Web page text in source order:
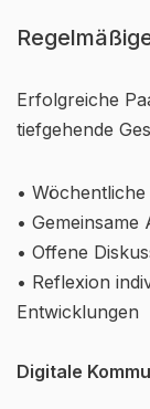
Erfolgreiche
tiefgehende
•
• Gemeinsame
• Offene
• Reflexion
Entwicklungen
Digitale